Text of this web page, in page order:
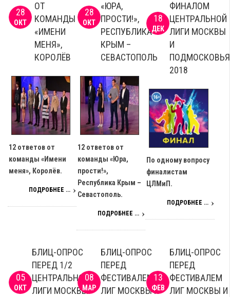
28
ОКТ
ОТ
КОМАНДЫ
«ИМЕНИ
МЕНЯ»,
КОРОЛЁВ
12 ответов от
команды «Имени
меня», Королёв.
ПОДРОБНЕЕ ...
28
ОКТ
«ЮРА,
ПРОСТИ!»,
РЕСПУБЛИКА
КРЫМ –
СЕВАСТОПОЛЬ
12 ответов от
команды «Юра,
прости!»,
Республика Крым –
Севастополь.
ПОДРОБНЕЕ ...
18
ДЕК
ФИНАЛОМ
ЦЕНТРАЛЬНОЙ
ЛИГИ МОСКВЫ
И
ПОДМОСКОВЬЯ
2018
По одному вопросу
финалистам
ЦЛМиП.
ПОДРОБНЕЕ ...
05
ОКТ
БЛИЦ-ОПРОС
ПЕРЕД 1/2
ЦЕНТРАЛЬНОЙ
ЛИГИ МОСКВЫ
08
МАР
БЛИЦ-ОПРОС
ПЕРЕД
ФЕСТИВАЛЕМ
ЛИГ МОСКВЫ И
13
ФЕВ
БЛИЦ-ОПРОС
ПЕРЕД
ФЕСТИВАЛЕМ
ЛИГ МОСКВЫ И